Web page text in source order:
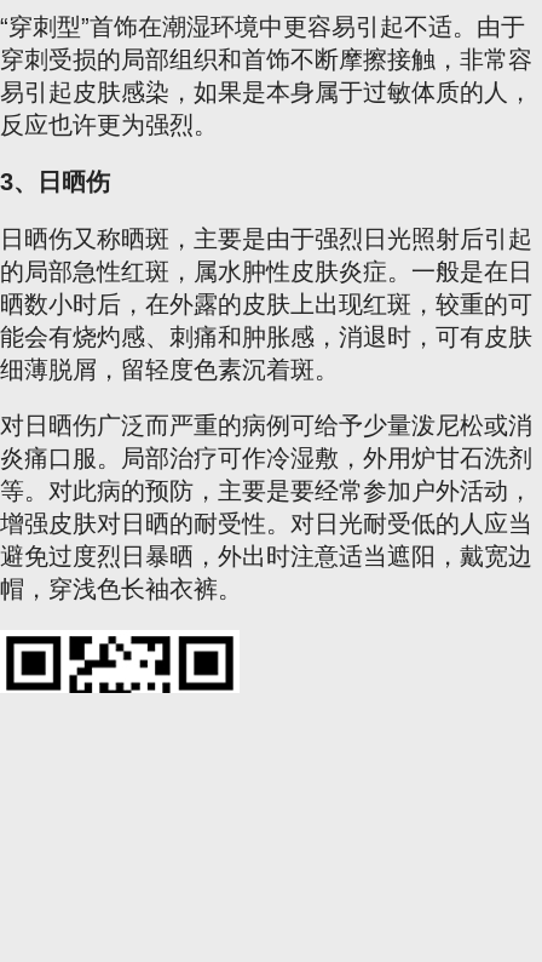
“穿刺型”首饰在潮湿环境中更容易引起不适。由于
穿刺受损的局部组织和首饰不断摩擦接触，非常容
易引起皮肤感染，如果是本身属于过敏体质的人，
反应也许更为强烈。
3、日晒伤
日晒伤又称晒斑，主要是由于强烈日光照射后引起
的局部急性红斑，属水肿性皮肤炎症。一般是在日
晒数小时后，在外露的皮肤上出现红斑，较重的可
能会有烧灼感、刺痛和肿胀感，消退时，可有皮肤
细薄脱屑，留轻度色素沉着斑。
对日晒伤广泛而严重的病例可给予少量泼尼松或消
炎痛口服。局部治疗可作冷湿敷，外用炉甘石洗剂
等。对此病的预防，主要是要经常参加户外活动，
增强皮肤对日晒的耐受性。对日光耐受低的人应当
避免过度烈日暴晒，外出时注意适当遮阳，戴宽边
帽，穿浅色长袖衣裤。